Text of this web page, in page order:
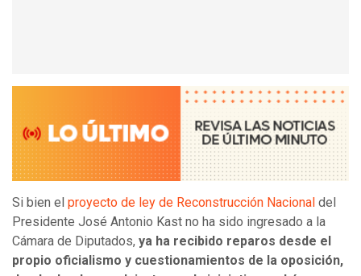
Si bien el proyecto de ley de Reconstrucción Nacional del
Presidente José Antonio Kast no ha sido ingresado a la
Cámara de Diputados, ya ha recibido reparos desde el
propio oficialismo y cuestionamientos de la oposición,